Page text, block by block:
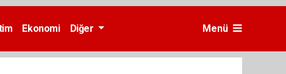
Ekonomi Diğer Menü